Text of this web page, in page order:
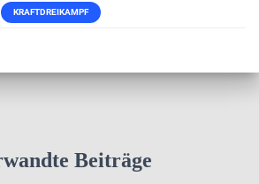
KRAFTDREIKAMPF
Beiträge